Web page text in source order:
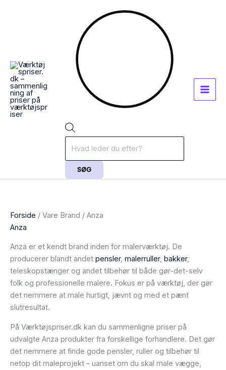
SØG
Forside / Vare Brand / Anza
Anza
Anza er et kendt brand inden for malerværktøj. De
producerer blandt andet pensler, malerruller, bakker,
teleskopstænger og andet tilbehør til både gør-det-selv
folk og professionelle malere. Fokus er på værktøj, der gør
det nemmere at male hurtigt, jævnt og med et pænt
slutresultat.
På Værktøjspriser.dk kan du sammenligne priser på
udvalgte Anza produkter fra forskellige forhandlere. Det gør
det nemmere at finde gode pensler, ruller og tilbehør til
netop dit maleprojekt – uanset om du skal male vægge,
popularitet